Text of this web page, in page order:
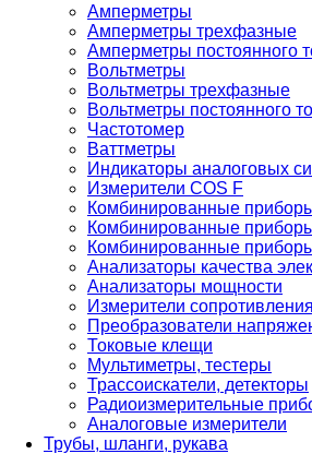
Амперметры
Амперметры трехфазные
Амперметры постоянного
Вольтметры
Вольтметры трехфазные
Вольтметры постоянного
Частотомер
Ваттметры
Индикаторы аналоговых
Измерители COS F
Комбинированные
Комбинированные
Комбинированные
Анализаторы качества
Анализаторы мощности
Измерители сопротивления
Преобразователи
Токовые клещи
Мультиметры, тестеры
Трассоискатели, детекторы
Радиоизмерительные
Аналоговые измерители
Трубы, шланги, рукава